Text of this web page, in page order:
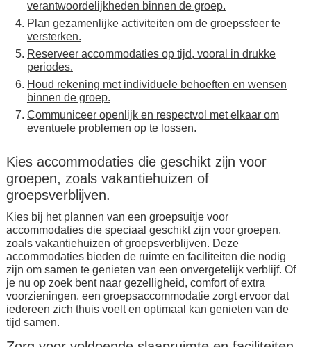
verantwoordelijkheden binnen de groep.
Plan gezamenlijke activiteiten om de groepssfeer te
versterken.
Reserveer accommodaties op tijd, vooral in drukke
periodes.
Houd rekening met individuele behoeften en wensen
binnen de groep.
Communiceer openlijk en respectvol met elkaar om
eventuele problemen op te lossen.
Kies accommodaties die geschikt zijn voor
groepen, zoals vakantiehuizen of
groepsverblijven.
Kies bij het plannen van een groepsuitje voor
accommodaties die speciaal geschikt zijn voor groepen,
zoals vakantiehuizen of groepsverblijven. Deze
accommodaties bieden de ruimte en faciliteiten die nodig
zijn om samen te genieten van een onvergetelijk verblijf. Of
je nu op zoek bent naar gezelligheid, comfort of extra
voorzieningen, een groepsaccommodatie zorgt ervoor dat
iedereen zich thuis voelt en optimaal kan genieten van de
tijd samen.